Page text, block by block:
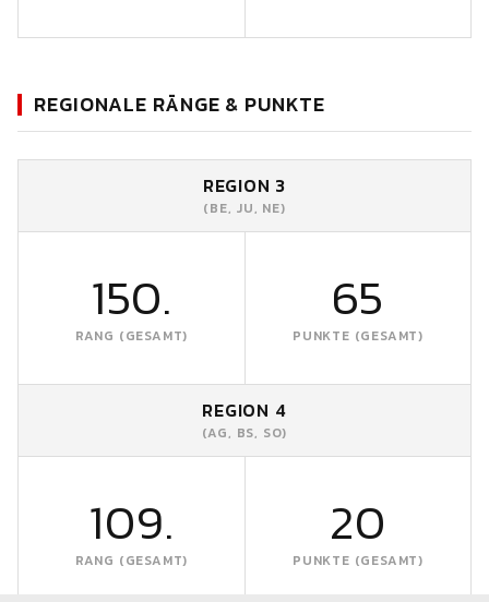
REGIONALE RÄNGE & PUNKTE
REGION 3
(BE, JU, NE)
150.
RANG (GESAMT)
65
PUNKTE (GESAMT)
REGION 4
(AG, BS, SO)
109.
RANG (GESAMT)
20
PUNKTE (GESAMT)